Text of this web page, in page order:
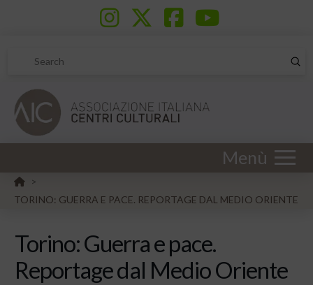
Search
Menù
HOME
>
TORINO: GUERRA E PACE. REPORTAGE DAL MEDIO ORIENTE
Torino: Guerra e pace.
Reportage dal Medio Oriente